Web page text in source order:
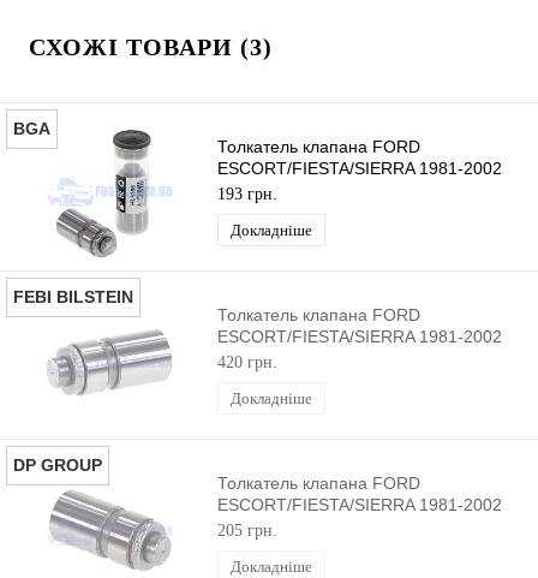
СХОЖІ ТОВАРИ (3)
BGA
Толкатель клапана FORD
ESCORT/FIESTA/SIERRA 1981-2002
BGA
193 грн.
Докладніше
FEBI BILSTEIN
Толкатель клапана FORD
ESCORT/FIESTA/SIERRA 1981-2002
FEBI BILSTEIN
420 грн.
Докладніше
DP GROUP
Толкатель клапана FORD
ESCORT/FIESTA/SIERRA 1981-2002
DP GROUP
205 грн.
Докладніше